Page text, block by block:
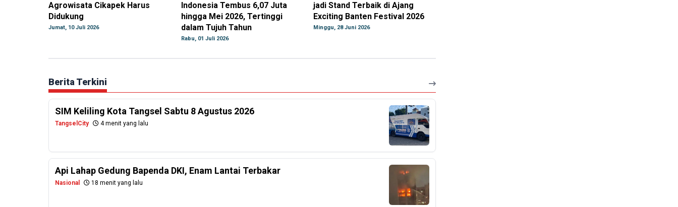
Agrowisata Cikapek Harus
Didukung
Jumat, 10 Juli 2026
Indonesia Tembus 6,07 Juta
hingga Mei 2026, Tertinggi
dalam Tujuh Tahun
Rabu, 01 Juli 2026
jadi Stand Terbaik di Ajang
Exciting Banten Festival 2026
Minggu, 28 Juni 2026
Berita Terkini
SIM Keliling Kota Tangsel Sabtu 8 Agustus 2026
TangselCity 4 menit yang lalu
Api Lahap Gedung Bapenda DKI, Enam Lantai Terbakar
Nasional 18 menit yang lalu